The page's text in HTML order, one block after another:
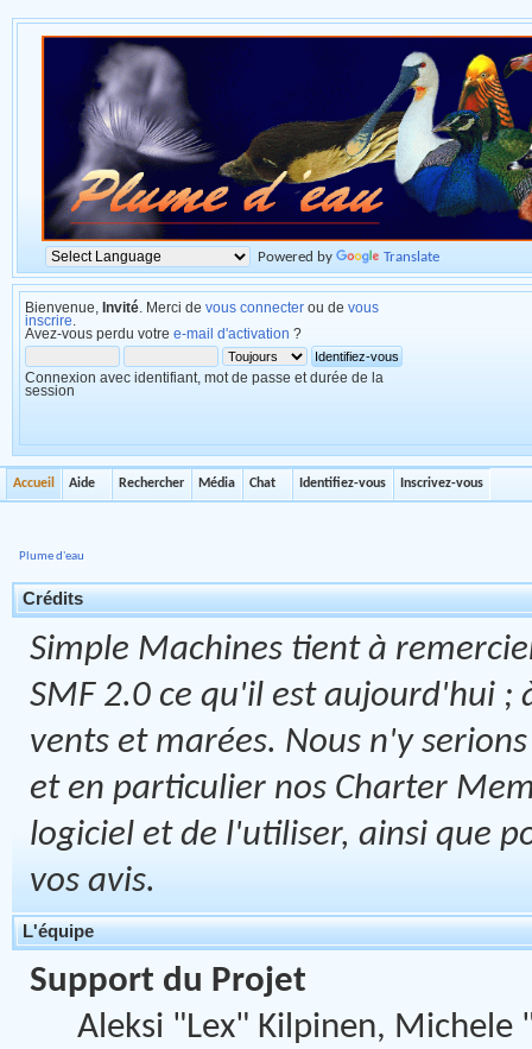
Powered by Translate
Bienvenue, Invité . Merci de vous connecter ou de vous
inscrire
Avez-vous perdu votre e-mail d'activation ?
Connexion avec identifiant, mot de passe et durée de la
session
Accueil Aide Rechercher Média Chat Identifiez-vous Inscrivez-vous
Plume d'eau
Crédits
Simple Machines tient à
SMF 2.0 ce qu'il est aujourd'hui
vents et marées. Nous n'y
et en particulier nos Charter
logiciel et de l'utiliser, ainsi que
vos avis.
L'équipe
Support du Projet
Aleksi "Lex" Kilpinen, Michele